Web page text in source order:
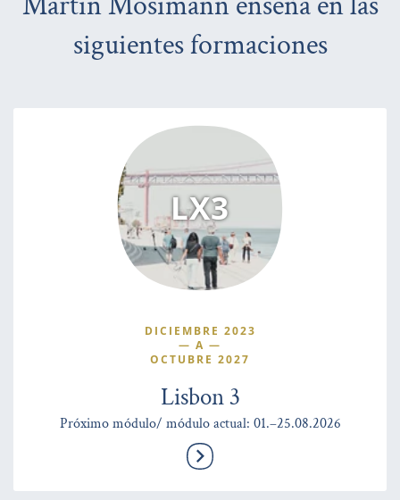
siguientes formaciones
LX3
DICIEMBRE 2023
— A —
OCTUBRE 2027
Lisbon 3
Próximo módulo/ módulo actual: 01.–25.08.2026